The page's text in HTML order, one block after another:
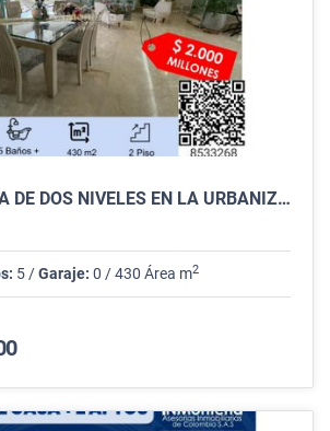
VENTA DE CASA DE DOS NIVELES EN LA URBANIZACIÓN PICACHO DE MONTERIA
5 /Garaje: 0 / 430 Área m2